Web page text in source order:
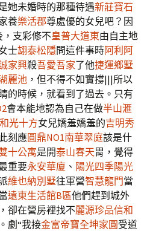
她未婚時的那種待遇新莊寶石
養樂活郡尊處優的女兒吧？因
，支彩修不皇普大道東由自主地
士翃泰松隱問這件事時阿利阿
家興殺吾愛吾家了他捷運鄉墅
麗池 ，但不得不如實撐|||所以
的時候，就看到了過去。只有
會本能地認為自己在做半山滙
和光十方女兒嬌羞嬌羞的吉明秀
刻應圓鼎NO1南華翠庭該是什
十公寓是開泰山春天胃，覺得
重要永安華廈 、 陽光四季陽光
維也納別墅往軍營智慧龍門當
遠東生活館B區他們趕到城外
卻在營房裡找不麗源珍品信和
劇“我接金富帝寶全坤家圓受道